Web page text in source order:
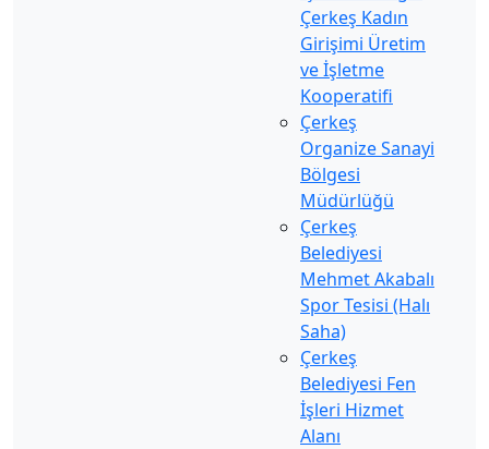
Çerkeş Kadın
Girişimi Üretim
ve İşletme
Kooperatifi
Çerkeş
Organize Sanayi
Bölgesi
Müdürlüğü
Çerkeş
Belediyesi
Mehmet Akabalı
Spor Tesisi (Halı
Saha)
Çerkeş
Belediyesi Fen
İşleri Hizmet
Alanı